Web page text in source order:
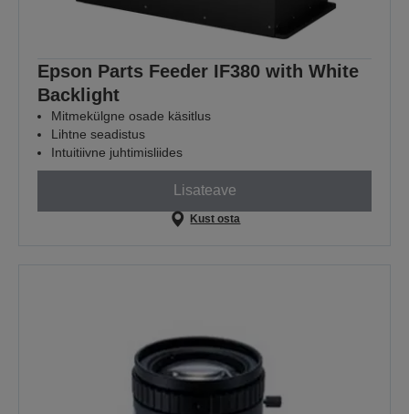
Epson Parts Feeder IF380 with White
Backlight
Mitmekülgne osade käsitlus
Lihtne seadistus
Intuitiivne juhtimisliides
Lisateave
Kust osta